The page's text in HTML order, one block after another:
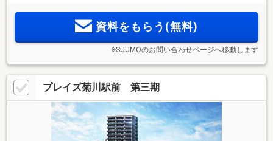
資料をもらう(無料)
※SUUMOのお問い合わせページへ移動します
プレイズ菊川駅前 第三期